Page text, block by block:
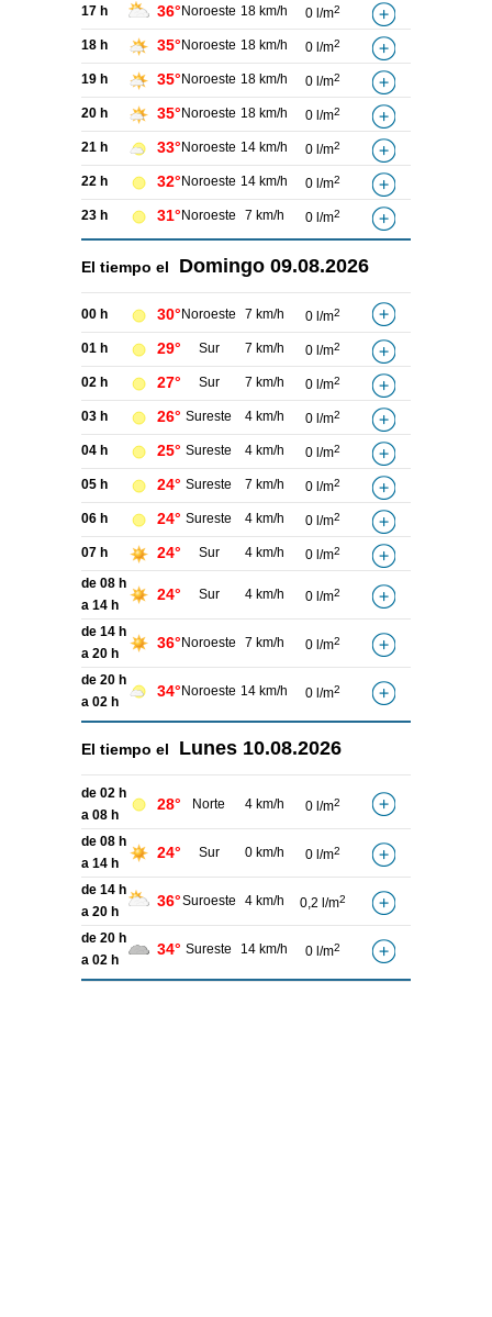
17 h 36° Noroeste 18 km/h 0 l/m2
18 h 35° Noroeste 18 km/h 0 l/m2
19 h 35° Noroeste 18 km/h 0 l/m2
20 h 35° Noroeste 18 km/h 0 l/m2
21 h 33° Noroeste 14 km/h 0 l/m2
22 h 32° Noroeste 14 km/h 0 l/m2
23 h 31° Noroeste 7 km/h 0 l/m2
El tiempo el Domingo 09.08.2026
00 h 30° Noroeste 7 km/h 0 l/m2
01 h 29° Sur 7 km/h 0 l/m2
02 h 27° Sur 7 km/h 0 l/m2
03 h 26° Sureste 4 km/h 0 l/m2
04 h 25° Sureste 4 km/h 0 l/m2
05 h 24° Sureste 7 km/h 0 l/m2
06 h 24° Sureste 4 km/h 0 l/m2
07 h 24° Sur 4 km/h 0 l/m2
de 08 h
a 14 h
24° Sur 4 km/h 0 l/m2
de 14 h
a 20 h
36° Noroeste 7 km/h 0 l/m2
de 20 h
a 02 h
34° Noroeste 14 km/h 0 l/m2
El tiempo el Lunes 10.08.2026
de 02 h
a 08 h
28° Norte 4 km/h 0 l/m2
de 08 h
a 14 h
24° Sur 0 km/h 0 l/m2
de 14 h
a 20 h
36°Suroeste 4 km/h 0,2 l/m2
de 20 h
a 02 h
34° Sureste 14 km/h 0 l/m2